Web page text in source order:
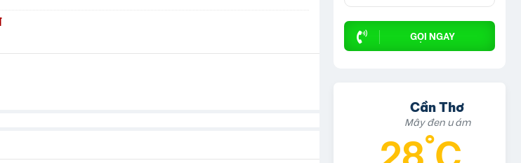
GỌI NGAY
Cần Thơ
Mây đen u ám
28°C